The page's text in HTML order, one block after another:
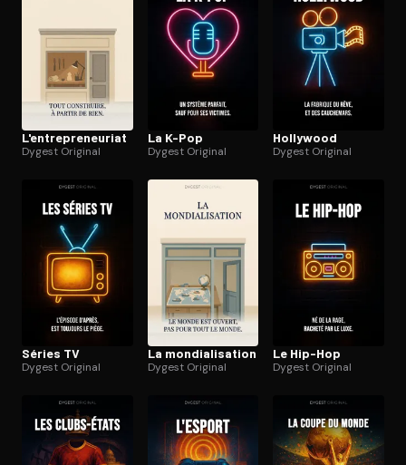
L'en­tre­pre­neu­riat
Dygest Original
La K-Pop
Dygest Original
Hollywood
Dygest Original
Séries TV
Dygest Original
La mon­dia­li­sa­tion
Dygest Original
Le Hip-Hop
Dygest Original